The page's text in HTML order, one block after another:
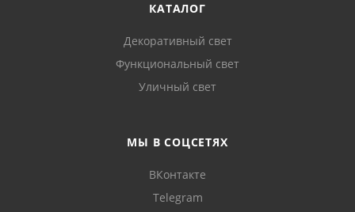
КАТАЛОГ
Декоративный свет
Функциональный свет
Уличный свет
МЫ В СОЦСЕТЯХ
ВКонтакте
Telegram